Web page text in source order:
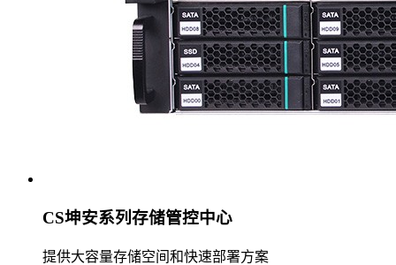
CS坤安系列存储管控中心
提供大容量存储空间和快速部署方案